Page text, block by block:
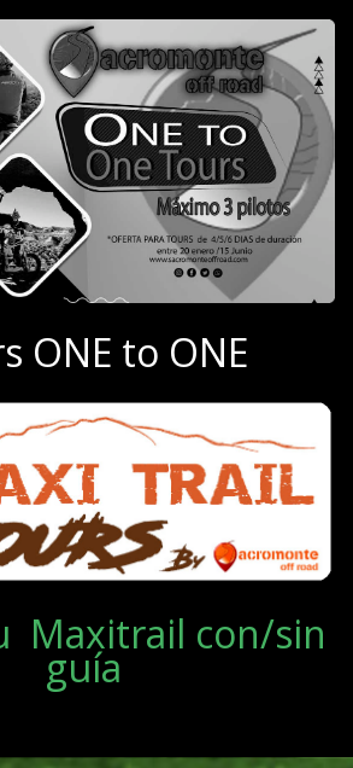
ONE to ONE
Maxitrail con/sin
guía